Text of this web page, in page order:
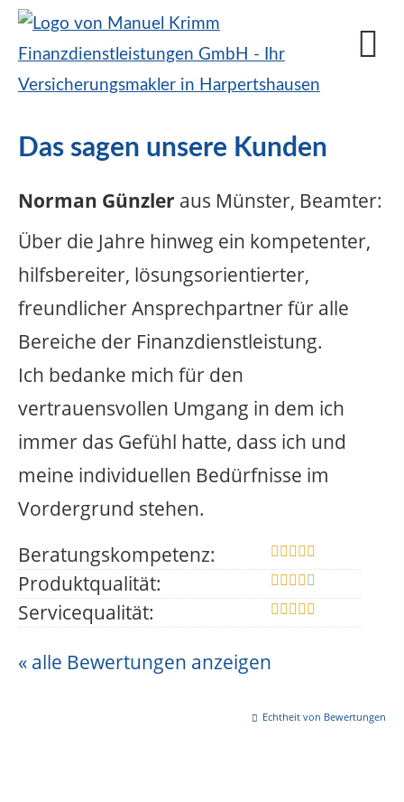
Das sagen unsere Kunden
Norman Günzler aus Münster, Beamter:
Über die Jahre hinweg ein kompetenter,
hilfsbereiter, lösungsorientierter,
freundlicher Ansprechpartner für alle
Bereiche der Finanzdienstleistung.
Ich bedanke mich für den
vertrauensvollen Umgang in dem ich
immer das Gefühl hatte, dass ich und
meine individuellen Bedürfnisse im
Vordergrund stehen.
Beratungskompetenz:
Produktqualität:
Servicequalität:
« alle Bewertungen anzeigen
Echtheit von Bewertungen